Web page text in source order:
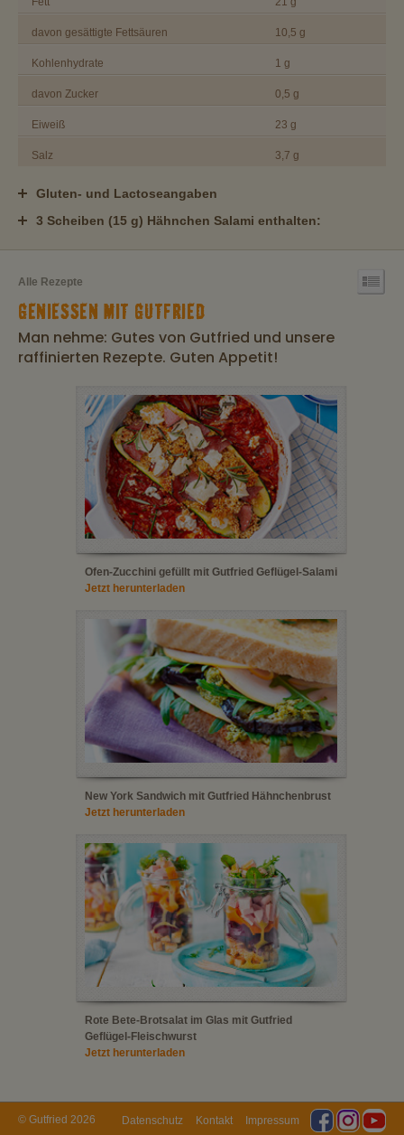
davon gesättigte Fettsäuren 10,5 g
Kohlenhydrate 1 g
davon Zucker 0,5 g
Eiweiß 23 g
Salz 3,7 g
Gluten- und Lactoseangaben
3 Scheiben (15 g) Hähnchen Salami enthalten:
Alle Rezepte
GENIESSEN MIT GUTFRIED
Man nehme: Gutes von Gutfried und unsere
raffinierten Rezepte. Guten Appetit!
Ofen-Zucchini gefüllt mit Gutfried Geflügel-Salami
Jetzt herunterladen
New York Sandwich mit Gutfried Hähnchenbrust
Jetzt herunterladen
Rote Bete-Brotsalat im Glas mit Gutfried
Geflügel-Fleischwurst
Jetzt herunterladen
© Gutfried 2026 Datenschutz Kontakt Impressum